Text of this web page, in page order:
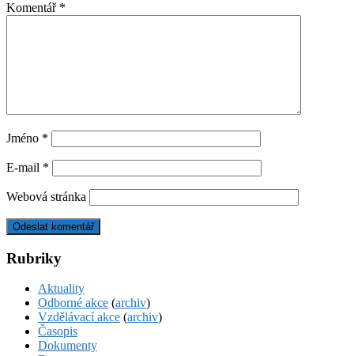
Komentář *
Jméno *
E-mail *
Webová stránka
Rubriky
Aktuality
Odborné akce (archiv)
Vzdělávací akce (archiv)
Časopis
Dokumenty